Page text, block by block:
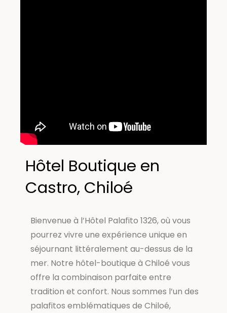
Hôtel Boutique en
Castro, Chiloé
Bienvenue à l’Hôtel Palafito 1326, où vous
pourrez vivre une expérience unique en
séjournant littéralement au-dessus de la
mer. Notre hôtel-boutique à Chiloé vous
offre la combinaison parfaite entre
tradition et confort. Nous sommes l’un des
palafitos emblématiques de Chiloé,